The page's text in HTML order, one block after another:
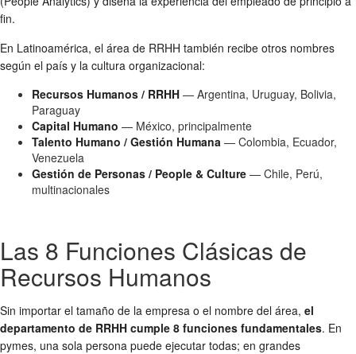
fin.
En Latinoamérica, el área de RRHH también recibe otros nombres
según el país y la cultura organizacional:
Recursos Humanos / RRHH — Argentina, Uruguay, Bolivia,
Paraguay
Capital Humano — México, principalmente
Talento Humano / Gestión Humana — Colombia, Ecuador,
Venezuela
Gestión de Personas / People & Culture — Chile, Perú,
multinacionales
Las 8 Funciones Clásicas de
Recursos Humanos
Sin importar el tamaño de la empresa o el nombre del área, el
departamento de RRHH cumple 8 funciones fundamentales. En
pymes, una sola persona puede ejecutar todas; en grandes